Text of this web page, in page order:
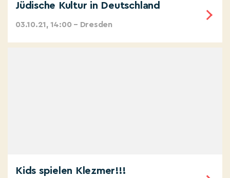
Jüdische Kultur in Deutschland
03.10.21, 14:00 – Dresden
Kids spielen Klezmer!!!